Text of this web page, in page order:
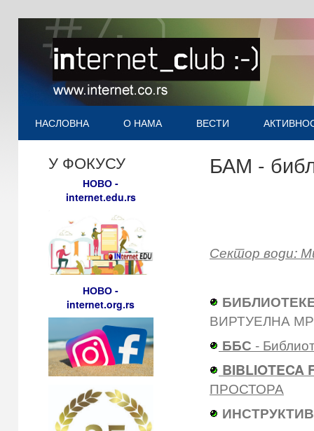
НАСЛОВНА О НАМА ВЕСТИ
У ФОКУСУ
НОВО -
internet.edu.rs
НОВО -
internet.org.rs
БАМ -
Сектор води:
ВИРТУЕЛНА
ББС -
BIBLIOTECA
ПРОСТОРА